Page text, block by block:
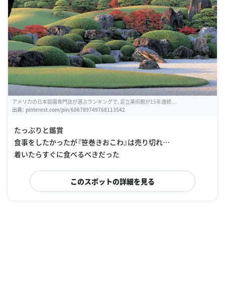
アメリカの日本庭園専門誌が選ぶランキングで、足立美術館が15年連続 ...
出典： pinterest.com/pin/606789749768113542
たっぷりと鑑賞
食事をしたかったが『笹巻きおこわ』は売り切れ…
着いたらすぐに食べるべきだった
このスポットの詳細を見る